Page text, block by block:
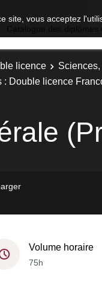
site, vous acceptez
licence
Double licence
Volume horaire
75h